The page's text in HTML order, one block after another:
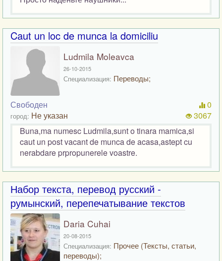
Caut un loc de munca la domiciliu
Ludmila Moleavca
26-10-2015
Специализация: Переводы;
Свободен
город: Не указан
0
3067
Buna,ma numesc Ludmila,sunt o tinara mamica,si
caut un post vacant de munca de acasa,astept cu
nerabdare prpropunerele voastre.
Набор текста, перевод русский -
румынский, перепечатывание текстов
Daria Cuhai
20-08-2015
Специализация: Прочее (Тексты, статьи,
переводы);